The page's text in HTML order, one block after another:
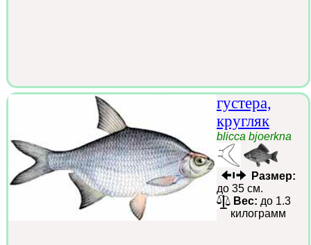
густера,
кругляк
blicca bjoerkna
Размер:
до 35 см.
Вес: до 1.3
килограмм